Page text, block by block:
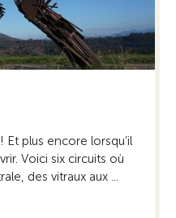
Et plus encore ­lorsqu’il
Voici six circuits où
des vitraux aux ...